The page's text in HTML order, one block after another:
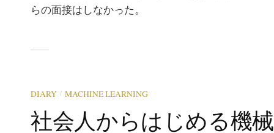
らの面接はしなかった。
DIARY / MACHINE LEARNING
社会人からはじめる機械